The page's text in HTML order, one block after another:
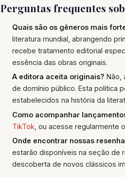
Perguntas frequentes
Quais são os gêneros mais
literatura mundial, abrangendo
recebe tratamento editorial
essência das obras originais.
A editora aceita originais? Não,
de domínio público. Esta política
estabelecidos na história da
Como acompanhar
TikTok , ou acesse regularmente
Onde encontrar nossas
estarão disponíveis na seção de
descoberta de novos clássicos